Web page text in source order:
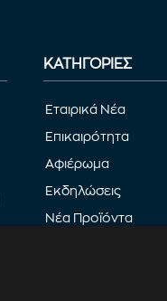
ΚΑΤΗΓΟΡΊΕΣ
Εταιρικά Νέα
Επικαιρότητα
Αφιέρωμα
Εκδηλώσεις
Νέα Προϊόντα